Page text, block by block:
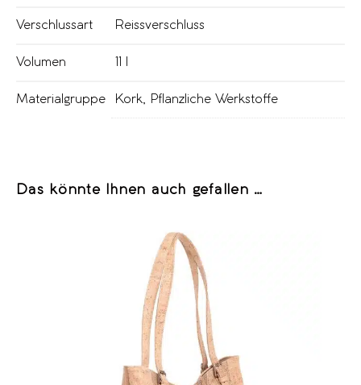
Verschlussart Reissverschluss
Volumen 11 l
Materialgruppe Kork Pflanzliche Werkstoffe
Das könnte Ihnen auch gefallen …